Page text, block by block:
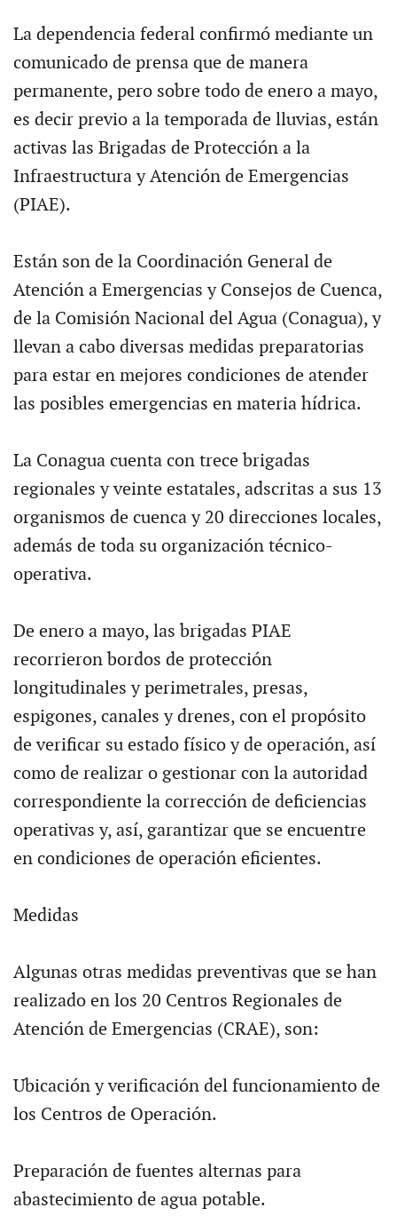
La dependencia federal confirmó mediante un
comunicado de prensa que de manera
permanente, pero sobre todo de enero a mayo,
es decir previo a la temporada de lluvias, están
activas las Brigadas de Protección a la
Infraestructura y Atención de Emergencias
(PIAE).
Están son de la Coordinación General de
Atención a Emergencias y Consejos de Cuenca,
de la Comisión Nacional del Agua (Conagua), y
llevan a cabo diversas medidas preparatorias
para estar en mejores condiciones de atender
las posibles emergencias en materia hídrica.
La Conagua cuenta con trece brigadas
regionales y veinte estatales, adscritas a sus 13
organismos de cuenca y 20 direcciones locales,
además de toda su organización técnico-
operativa.
De enero a mayo, las brigadas PIAE
recorrieron bordos de protección
longitudinales y perimetrales, presas,
espigones, canales y drenes, con el propósito
de verificar su estado físico y de operación, así
como de realizar o gestionar con la autoridad
correspondiente la corrección de deficiencias
operativas y, así, garantizar que se encuentre
en condiciones de operación eficientes.
Medidas
Algunas otras medidas preventivas que se han
realizado en los 20 Centros Regionales de
Atención de Emergencias (CRAE), son:
Ubicación y verificación del funcionamiento de
los Centros de Operación.
Preparación de fuentes alternas para
abastecimiento de agua potable.